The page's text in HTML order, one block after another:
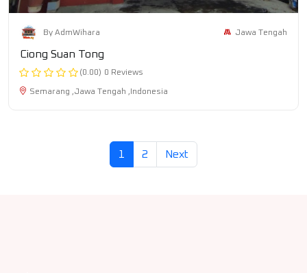
By AdmWihara Jawa Tengah
Ciong Suan Tong
(0.00) 0 Reviews
Semarang ,Jawa Tengah ,Indonesia
1 2 Next